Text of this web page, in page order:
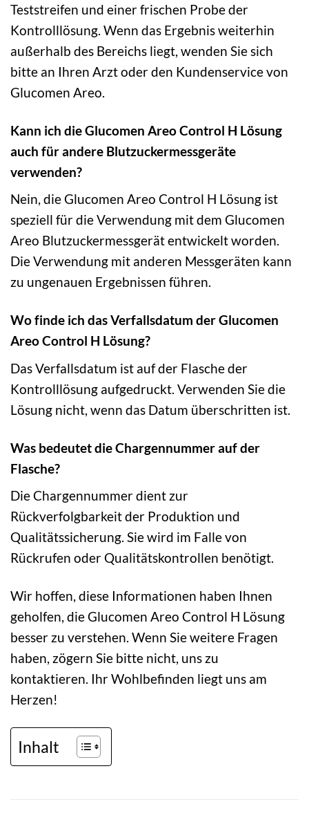
Teststreifen und einer frischen Probe der
Kontrolllösung. Wenn das Ergebnis weiterhin
außerhalb des Bereichs liegt, wenden Sie sich
bitte an Ihren Arzt oder den Kundenservice von
Glucomen Areo.
Kann ich die Glucomen Areo Control H Lösung
auch für andere Blutzuckermessgeräte
verwenden?
Nein, die Glucomen Areo Control H Lösung ist
speziell für die Verwendung mit dem Glucomen
Areo Blutzuckermessgerät entwickelt worden.
Die Verwendung mit anderen Messgeräten kann
zu ungenauen Ergebnissen führen.
Wo finde ich das Verfallsdatum der Glucomen
Areo Control H Lösung?
Das Verfallsdatum ist auf der Flasche der
Kontrolllösung aufgedruckt. Verwenden Sie die
Lösung nicht, wenn das Datum überschritten ist.
Was bedeutet die Chargennummer auf der
Flasche?
Die Chargennummer dient zur
Rückverfolgbarkeit der Produktion und
Qualitätssicherung. Sie wird im Falle von
Rückrufen oder Qualitätskontrollen benötigt.
Wir hoffen, diese Informationen haben Ihnen
geholfen, die Glucomen Areo Control H Lösung
besser zu verstehen. Wenn Sie weitere Fragen
haben, zögern Sie bitte nicht, uns zu
kontaktieren. Ihr Wohlbefinden liegt uns am
Herzen!
Inhalt